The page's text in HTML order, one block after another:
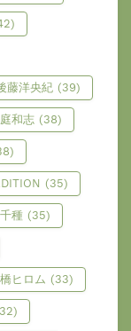
藤洋央紀 (39)
和志 (38)
(35)
種 (35)
ヒロム (33)